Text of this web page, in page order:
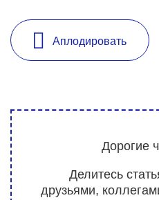
Аплодировать
Дорогие
Делитесь
друзьями,